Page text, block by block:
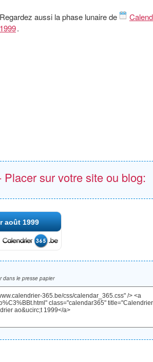
Regardez aussi la phase lunaire de
1999.
sur votre site ou blog:
août 1999
dans le presse papier